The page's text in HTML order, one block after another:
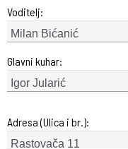
Voditelj:
Glavni kuhar:
Adresa (Ulica i br.):